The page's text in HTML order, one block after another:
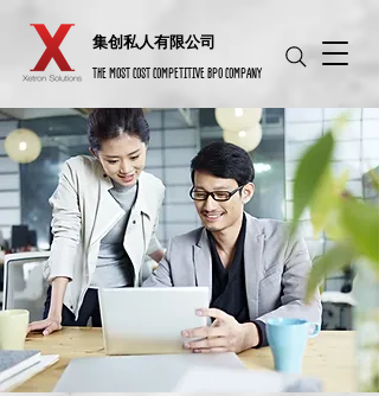
​集创私人有限公司
THE MOST COST COMPETITIVE BPO COMPANY